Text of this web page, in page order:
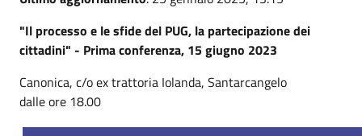
"Il processo e le sfide del PUG, la partecipazione dei
cittadini" - Prima conferenza, 15 giugno 2023
Canonica, c/o ex trattoria Iolanda, Santarcangelo
dalle ore 18.00